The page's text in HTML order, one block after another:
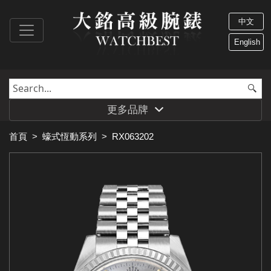
中文
English
更多品牌
首頁 > 蠔式恆動系列 > RX063202